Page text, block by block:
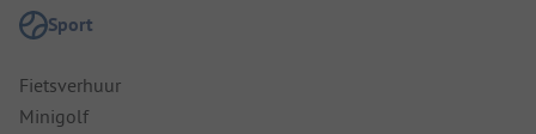
Sport
Fietsverhuur
Minigolf